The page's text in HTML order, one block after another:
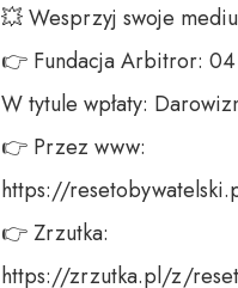
💥 Wesprzyj swoje
👉 Fundacja Arbitror:
W tytule wpłaty:
👉 Przez www:
https://
👉 Zrzutka:
https://zrzutka.pl/z/